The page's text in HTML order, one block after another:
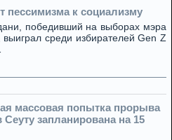
пессимизма к социализму
победивший на выборах мэра
среди избирателей Gen Z
массовая попытка прорыва
Сеуту запланирована на 15